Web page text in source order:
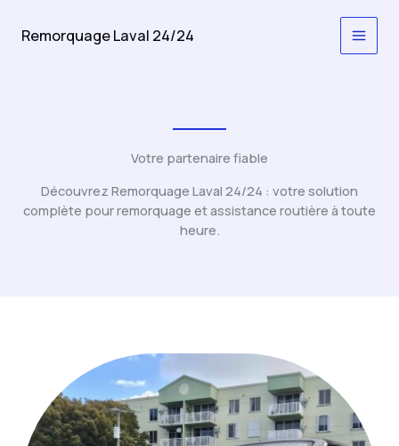
Remorquage Laval 24/24
Votre partenaire fiable
Découvrez Remorquage Laval 24/24 : votre solution
complète pour remorquage et assistance routière à toute
heure.